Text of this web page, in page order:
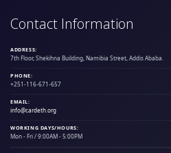
Contact Information
ADDRESS:
7th Floor, Shekihna Building, Namibia Street, Addis Ababa.
PHONE:
+251-116-671-657
EMAIL:
info@cardeth.org
WORKING DAYS/HOURS:
Mon - Fri / 9:00AM - 5:00PM